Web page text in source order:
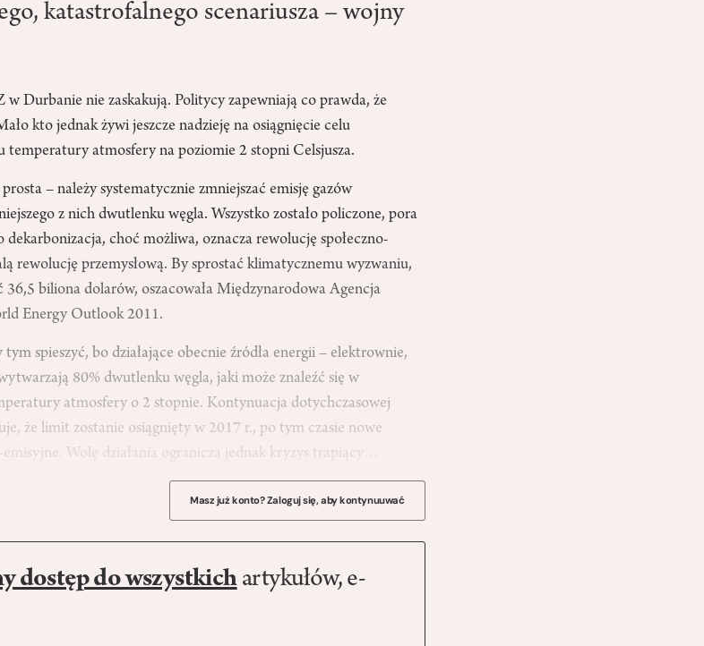
katastrofalnego scenariusza – wojny
Durbanie nie zaskakują. Politycy zapewniają co prawda, że
kto jednak żywi jeszcze nadzieję na osiągnięcie celu
temperatury atmosfery na poziomie 2 stopni Celsjusza.
– należy systematycznie zmniejszać emisję gazów
z nich dwutlenku węgla. Wszystko zostało policzone, pora
dekarbonizacja, choć możliwa, oznacza rewolucję społeczno-
rewolucję przemysłową. By sprostać klimatycznemu wyzwaniu,
36,5 biliona dolarów, oszacowała Międzynarodowa Agencja
Energy Outlook 2011.
tym spieszyć, bo działające obecnie źródła energii – elektrownie,
80% dwutlenku węgla, jaki może znaleźć się w
atmosfery o 2 stopnie. Kontynuacja dotychczasowej
że limit zostanie osiągnięty w 2017 r., po tym czasie nowe
Wolę działania ogranicza jednak kryzys trapiący…
Masz już konto? Zaloguj się, aby kontynuuwać
dostęp do wszystkichartykułów, e-